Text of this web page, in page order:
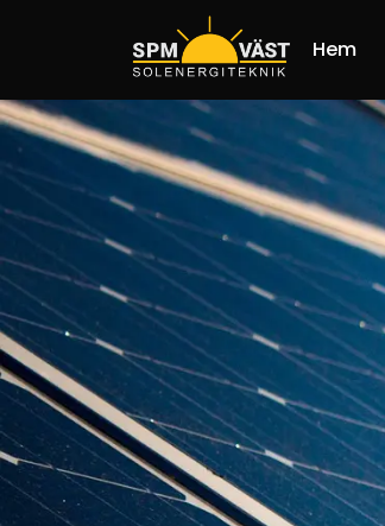
Hem